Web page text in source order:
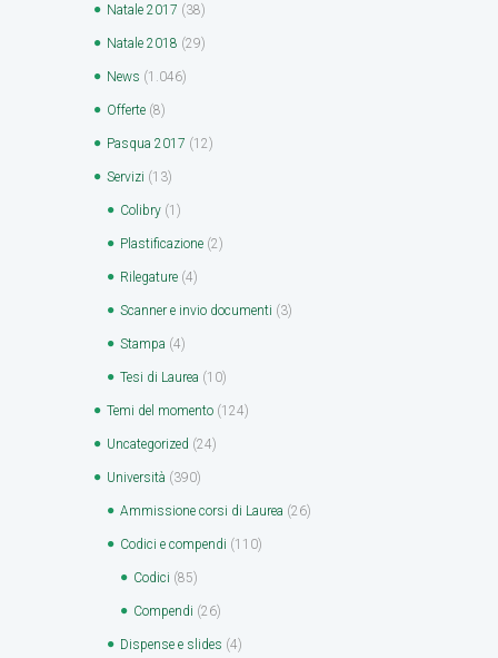
Natale 2017 (38)
Natale 2018 (29)
News (1.046)
Offerte (8)
Pasqua 2017 (12)
Servizi (13)
Colibry (1)
Plastificazione (2)
Rilegature (4)
Scanner e invio documenti (3)
Stampa (4)
Tesi di Laurea (10)
Temi del momento (124)
Uncategorized (24)
Università (390)
Ammissione corsi di Laurea (26)
Codici e compendi (110)
Codici (85)
Compendi (26)
Dispense e slides (4)